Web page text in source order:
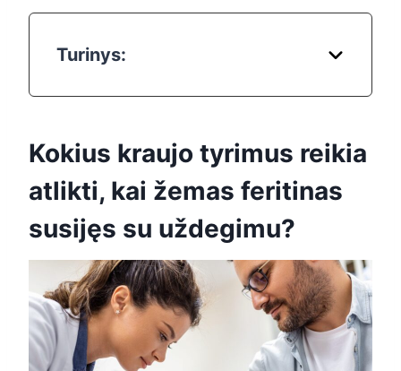
Turinys:
Kokius kraujo tyrimus reikia
atlikti, kai žemas feritinas
susijęs su uždegimu?